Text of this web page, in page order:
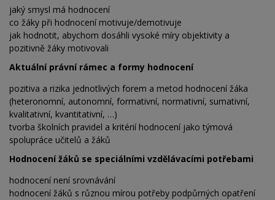
jaký smysl má hodnocení
co žáky při hodnocení motivuje/demotivuje
jak hodnotit, abychom dosáhli vysoké míry objektivity a
pozitivně žáky motivovali
Aktuální právní rámec a formy hodnocení
pozitiva a rizika jednotlivých forem a metod hodnocení žáka
(heteronomní, autonomní, formativní, normativní, sumativní,
kvalitativní, kvantitativní, …)
tvorba školních pravidel a kritérií hodnocení jako týmová
spolupráce učitelů a žáků
Hodnocení žáků se speciálními vzdělávacími potřebami
hodnocení není srovnávání
hodnocení žáků s různou mírou potřeby podpůrných opatření